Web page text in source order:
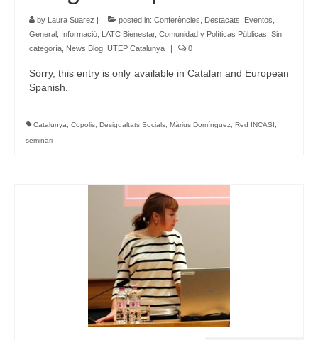
by Laura Suarez | posted in: Conferències Destacats Eventos
General Informació LATC Bienestar, Comunidad y Políticas Públicas Sin
categoría News Blog UTEP Catalunya | 0
Sorry, this entry is only available in Catalan and European
Spanish.
Catalunya Copolis Desigualtats Socials Màrius Domínguez Red INCASI
seminari